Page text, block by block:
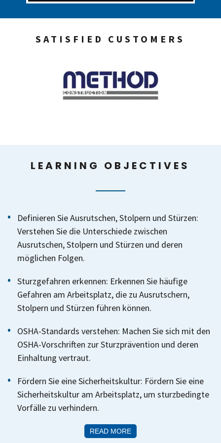
SATISFIED CUSTOMERS
LEARNING OBJECTIVES
Definieren Sie Ausrutschen, Stolpern und Stürzen:
Verstehen Sie die Unterschiede zwischen
Ausrutschen, Stolpern und Stürzen und deren
möglichen Folgen.
Sturzgefahren erkennen: Erkennen Sie häufige
Gefahren am Arbeitsplatz, die zu Ausrutschern,
Stolpern und Stürzen führen können.
OSHA-Standards verstehen: Machen Sie sich mit den
OSHA-Vorschriften zur Sturzprävention und deren
Einhaltung vertraut.
Fördern Sie eine Sicherheitskultur: Fördern Sie eine
Sicherheitskultur am Arbeitsplatz, um sturzbedingte
Vorfälle zu verhindern.
READ MORE